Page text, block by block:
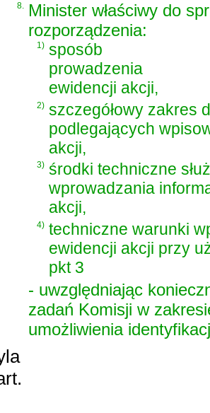
8. Minister właściwy do
rozporządzenia:
1) sposób
prowadzenia
ewidencji akcji,
2) szczegółowy zakres
podlegających
akcji,
3) środki techniczne
wprowadzania
akcji,
4) techniczne warunki
ewidencji akcji przy
pkt 3
- uwzględniając
zadań Komisji w
umożliwienia